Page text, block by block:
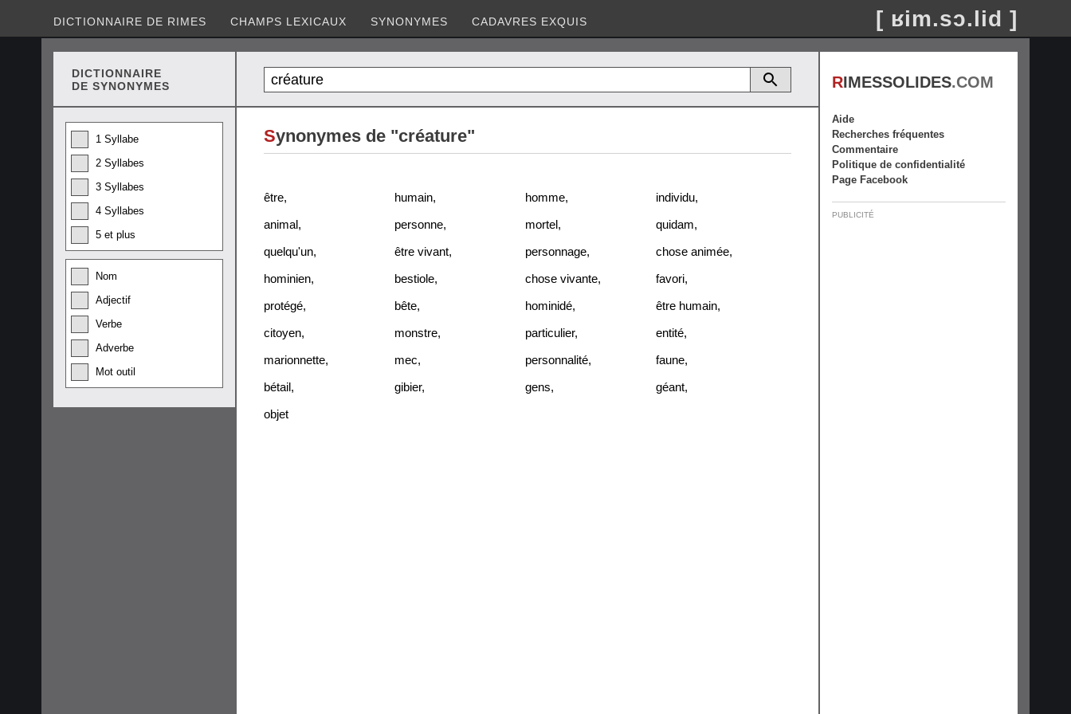
DICTIONNAIRE DE RIMES CHAMPS LEXICAUX SYNONYMES CADAVRES EXQUIS [ ʁim.sɔ.lid ]
DICTIONNAIRE
DE SYNONYMES
1 Syllabe
2 Syllabes
3 Syllabes
4 Syllabes
5 et plus
Nom
Adjectif
Verbe
Adverbe
Mot outil
Synonymes de "créature"
être, humain, homme, individu,
animal, personne, mortel, quidam,
quelqu'un, être vivant, personnage, chose animée,
hominien, bestiole, chose vivante, favori,
protégé, bête, hominidé, être humain,
citoyen, monstre, particulier, entité,
marionnette, mec, personnalité, faune,
bétail, gibier, gens, géant,
objet
RIMESSOLIDES.COM
Aide
Recherches fréquentes
Commentaire
Politique de confidentialité
Page Facebook
PUBLICITÉ